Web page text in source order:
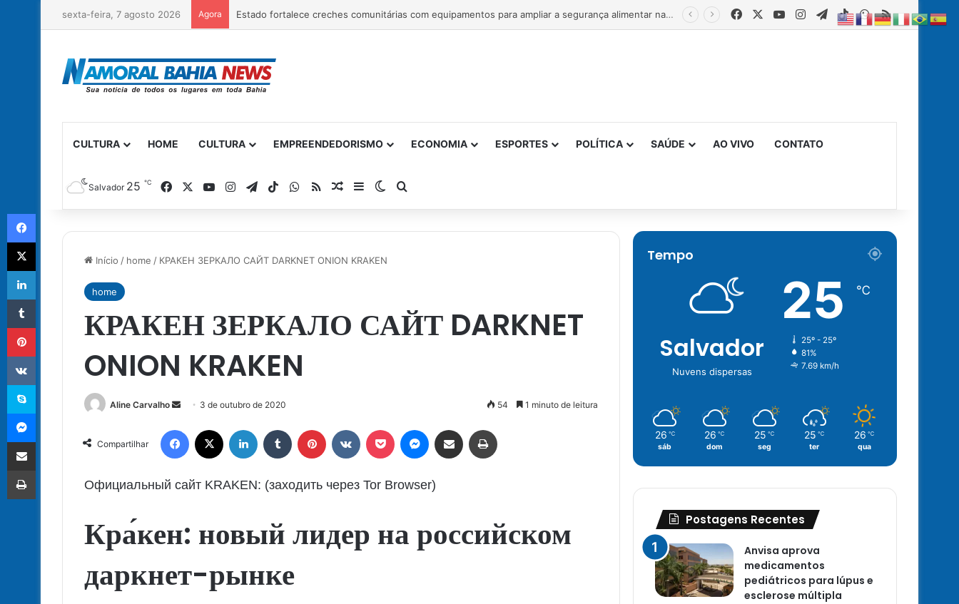
sexta-feira, 7 agosto 2026 Agora Estado fortalece creches comunitárias com equipamentos para ampliar a segurança alimentar na primeira infância FacebookYouTubeInstagram
Telegram
TikTokWhatsApp
RSS
CULTURA HOME CULTURA EMPREENDEDORISMO ECONOMIA ESPORTES POLÍTICA SAÚDE AO VIVO CONTATO
Salvador 25 ℃ FacebookYouTubeInstagram
TelegramTikTokWhatsApp
RSSArtigo Aleatório
Barra Lateral
Switch skin
Procurar por
Início / home / КРАКЕН ЗЕРКАЛО САЙТ DARKNET ONION KRAKEN
home
КРАКЕН ЗЕРКАЛО САЙТ DARKNET
ONION KRAKEN
Aline Carvalho
Mande
e-
mail
3 de outubro de 2020 54 1 minuto de leitura
Compartilhar
Facebook Linkedin Tumblr Pinterest Pocket Messenger
Compartilhar via e-mail
Официальный сайт KRAKEN: (заходить через Tor Browser)
Кра́кен: новый лидер на российском
даркнет-рынке
Tempo
Salvador
Nuvens dispersas
25 ℃
25º - 25º
81%
7.69 km/h
26 ℃
sáb
26 ℃
dom
25 ℃
seg
25 ℃
ter
26 ℃
qua
Postagens Recentes
Anvisa aprova
medicamentos
pediátricos para lúpus e
esclerose múltipla
Facebook
X
Linkedin
Tumblr
Pinterest
VK
Skype
Messenger
Compartilhar via e-mail